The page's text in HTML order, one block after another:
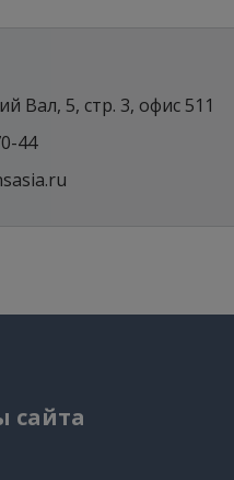
Вал, 5, стр. 3, офис 511
44
сайта